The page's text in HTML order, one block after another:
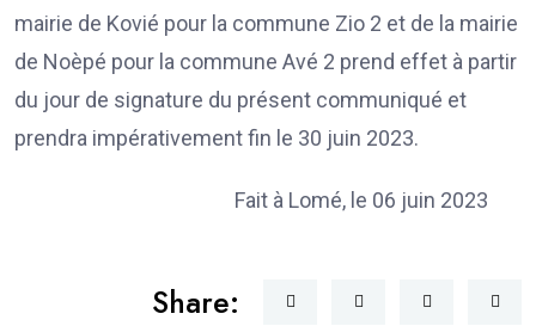
mairie de Kovié pour la commune Zio 2 et de la mairie
de Noèpé pour la commune Avé 2 prend effet à partir
du jour de signature du présent communiqué et
prendra impérativement fin le 30 juin 2023.
Fait à Lomé, le 06 juin 2023
Share: